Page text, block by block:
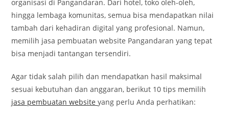
organisasi di Pangandaran. Dari hotel, toko oleh-oleh,
hingga lembaga komunitas, semua bisa mendapatkan nilai
tambah dari kehadiran digital yang profesional. Namun,
memilih jasa pembuatan website Pangandaran yang tepat
bisa menjadi tantangan tersendiri.
Agar tidak salah pilih dan mendapatkan hasil maksimal
sesuai kebutuhan dan anggaran, berikut 10 tips memilih
jasa pembuatan websiteyang perlu Anda perhatikan: